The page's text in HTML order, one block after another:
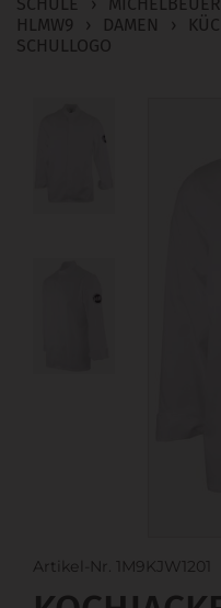
HLMW9
› DAMEN ›
SCHULLOGO
Artikel-Nr. 1M9KJW1201